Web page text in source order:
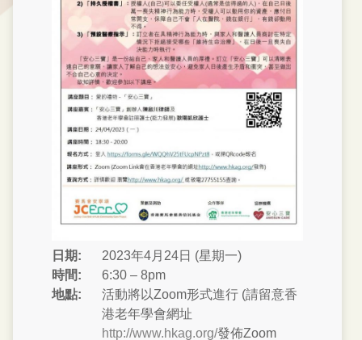
日期:
2023年4月24日 (星期一)
時間:
6:30 – 8pm
地點:
活動將以Zoom形式進行 (請留意香
港老年學會網址
http://www.hkag.org/發佈Zoom